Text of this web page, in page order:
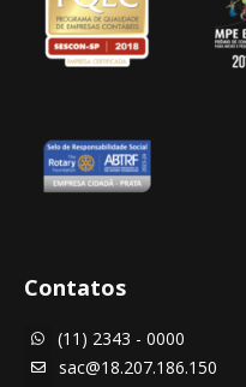
Contatos
 (11) 2343 - 0000

sac@18.207.186.150